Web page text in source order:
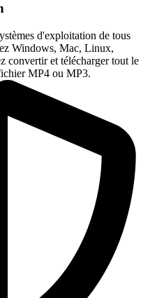
d'exploitation de tous
Windows, Mac, Linux,
convertir et télécharger tout le
MP4 ou MP3.